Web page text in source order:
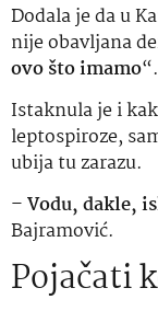
Dodala je da u
nije obavljana
ovo što imamo“.
Istaknula je i
leptospiroze,
ubija tu zarazu.
–Vodu, dakle,
Bajramović.
Pojačati